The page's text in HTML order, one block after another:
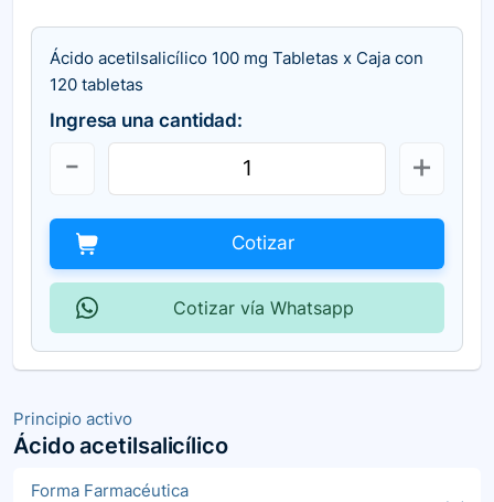
Principio activo
Ácido acetilsalicílico
Forma Farmacéutica
Ácido acetilsalicílico 100 mg Tabletas x Caja con
120 tabletas
Ingresa una cantidad:
Cotizar
Cotizar vía Whatsapp